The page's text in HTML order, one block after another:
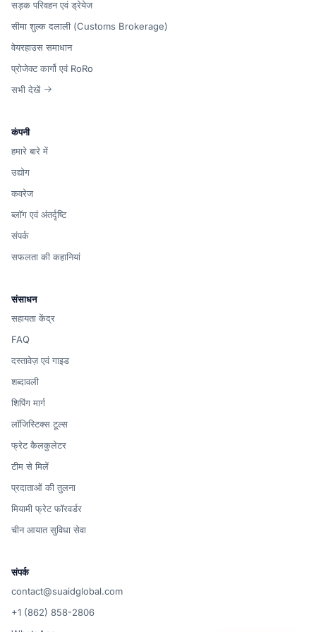
सड़क परिवहन एवं ड्रेयेज
सीमा शुल्क दलाली (Customs Brokerage)
वेयरहाउस समाधान
प्रोजेक्ट कार्गो एवं RoRo
सभी देखें
कंपनी
हमारे बारे में
उद्योग
कवरेज
ब्लॉग एवं अंतर्दृष्टि
संपर्क
सफलता की कहानियां
संसाधन
सहायता केंद्र
FAQ
दस्तावेज़ एवं गाइड
शब्दावली
शिपिंग मार्ग
लॉजिस्टिक्स टूल्स
फ्रेट कैलकुलेटर
टीम से मिलें
प्रदाताओं की तुलना
मियामी फ्रेट फॉरवर्डर
चीन आयात सुविधा सेवा
संपर्क
contact@suaidglobal.com
+1 (862) 858-2806